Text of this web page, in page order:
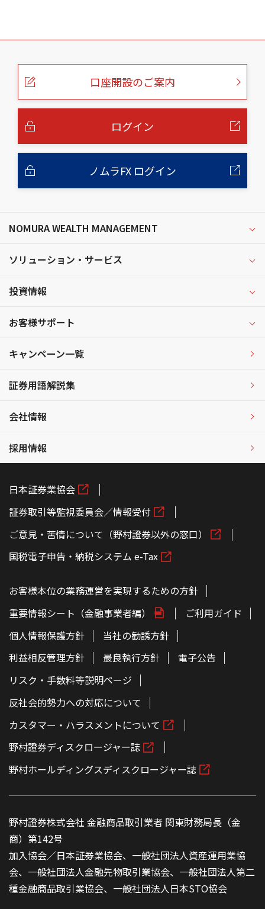
こ
口座開設のご案内
ログイン
ノムラFX ログイン
NOMURA WEALTH MANAGEMENT
ソリューション・サービス
投資情報
お客様サポート
キャンペーン一覧
証券用語解説集
会社情報
採用情報
日本証券業協会
証券取引等監視委員会／情報受付
ご意見・苦情について（野村證券以外の窓口）
国税電子申告・納税システム e-Tax
お客様本位の業務運営を実現するための方針
重要情報シート（金融事業者編）
ご利用ガイド
個人情報保護方針
当社の勧誘方針
利益相反管理方針
最良執行方針
電子公告
リスク・手数料等説明ページ
反社会的勢力への対応について
カスタマー・ハラスメントについて
野村證券ディスクロージャー誌
野村ホールディングスディスクロージャー誌
野村證券株式会社 金融商品取引業者 関東財務局長（金
商）第142号
加入協会／日本証券業協会、一般社団法人資産運用業協
会、一般社団法人金融先物取引業協会、一般社団法人第二
種金融商品取引業協会、一般社団法人日本STO協会